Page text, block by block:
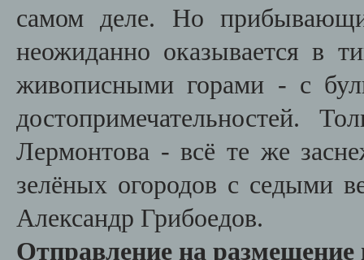
самом деле. Но
неожиданно оказывается в
живописными горами - с
достопримечательностей.
Лермонтова - всё те же
зелёных огородов с седыми
Александр Грибоедов.
Отправление на размещение